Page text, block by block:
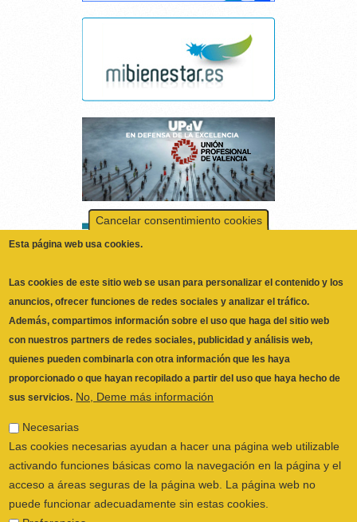
ILUSTRE COLEGIO OFICIAL DE
FISIOTERAPEUTAS DE LA COMUNIDAD
VALENCIANA© 2026
CALLE SAN VICENTE Nº 61,2º-2ª. CÓDIGO
POSTAL 46002 VALENCIA, ESPAÑA
POLÍTICA PRIVACIDAD|AVISO LEGAL
POLÍTICA DE COOKIES
Cancelar consentimiento cookies
Esta página web usa cookies.
Las cookies de este sitio web se usan para personalizar el contenido y los
anuncios, ofrecer funciones de redes sociales y analizar el tráfico.
con nuestros partners de redes sociales, publicidad y análisis web,
quienes pueden combinarla con otra información que les haya
proporcionado o que hayan recopilado a partir del uso que haya hecho de
sus servicios.
No, Deme más información
Necesarias
Las cookies necesarias ayudan a hacer una página web utilizable
activando funciones básicas como la navegación en la página y el
acceso a áreas seguras de la página web. La página web no
puede funcionar adecuadamente sin estas cookies.
Preferencias
Las cookies de preferencias permiten a la página web recordar
información que cambia la forma en que la página se comporta o
el aspecto que tiene, como su idioma preferido o la región en la